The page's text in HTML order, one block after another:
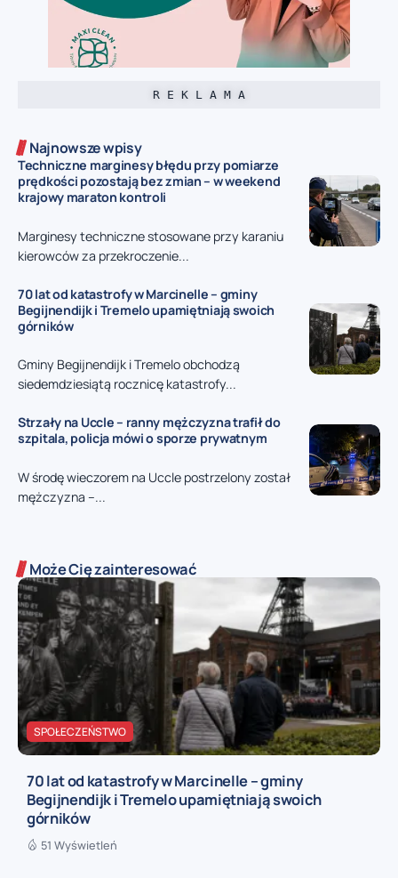
R E K L A M A
Najnowsze wpisy
Techniczne marginesy błędu przy pomiarze
prędkości pozostają bez zmian – w weekend
krajowy maraton kontroli
Marginesy techniczne stosowane przy karaniu
kierowców za przekroczenie...
70 lat od katastrofy w Marcinelle – gminy
Begijnendijk i Tremelo upamiętniają swoich
górników
Gminy Begijnendijk i Tremelo obchodzą
siedemdziesiątą rocznicę katastrofy...
Strzały na Uccle – ranny mężczyzna trafił do
szpitala, policja mówi o sporze prywatnym
W środę wieczorem na Uccle postrzelony został
mężczyzna –...
Może Cię zainteresować
SPOŁECZEŃSTWO
70 lat od katastrofy w Marcinelle – gminy
Begijnendijk i Tremelo upamiętniają swoich
górników
51 Wyświetleń